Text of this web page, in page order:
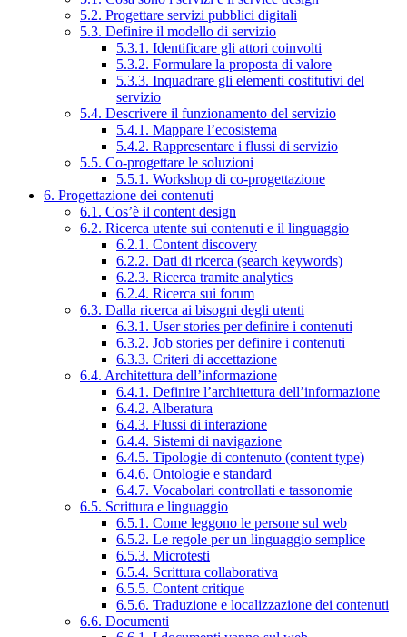
5.2. Progettare servizi pubblici digitali
5.3. Definire il modello di servizio
5.3.1. Identificare gli attori coinvolti
5.3.2. Formulare la proposta di valore
5.3.3. Inquadrare gli elementi costitutivi del
servizio
5.4. Descrivere il funzionamento del servizio
5.4.1. Mappare l’ecosistema
5.4.2. Rappresentare i flussi di servizio
5.5. Co-progettare le soluzioni
5.5.1. Workshop di co-progettazione
6. Progettazione dei contenuti
6.1. Cos’è il content design
6.2. Ricerca utente sui contenuti e il linguaggio
6.2.1. Content discovery
6.2.2. Dati di ricerca (search keywords)
6.2.3. Ricerca tramite analytics
6.2.4. Ricerca sui forum
6.3. Dalla ricerca ai bisogni degli utenti
6.3.1. User stories per definire i contenuti
6.3.2. Job stories per definire i contenuti
6.3.3. Criteri di accettazione
6.4. Architettura dell’informazione
6.4.1. Definire l’architettura dell’informazione
6.4.2. Alberatura
6.4.3. Flussi di interazione
6.4.4. Sistemi di navigazione
6.4.5. Tipologie di contenuto (content type)
6.4.6. Ontologie e standard
6.4.7. Vocabolari controllati e tassonomie
6.5. Scrittura e linguaggio
6.5.1. Come leggono le persone sul web
6.5.2. Le regole per un linguaggio semplice
6.5.3. Microtesti
6.5.4. Scrittura collaborativa
6.5.5. Content critique
6.5.6. Traduzione e localizzazione dei contenuti
6.6. Documenti